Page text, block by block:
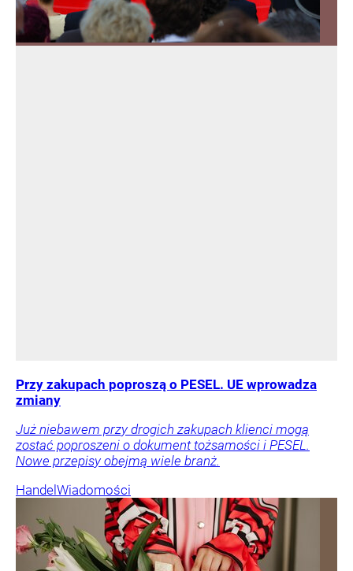
Przy zakupach poproszą o PESEL. UE wprowadza
zmiany
Już niebawem przy drogich zakupach klienci mogą
zostać poproszeni o dokument tożsamości i PESEL.
Nowe przepisy obejmą wiele branż.
HandelWiadomości